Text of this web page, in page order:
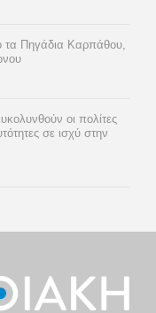
τα Πηγάδια Καρπάθου,
οι πολίτες
σε ισχύ στην